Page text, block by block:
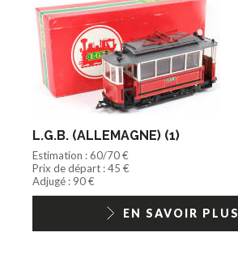
L.G.B. (ALLEMAGNE) (1)
Estimation : 60/70 €
Prix de départ : 45 €
Adjugé : 90 €
EN SAVOIR PLUS